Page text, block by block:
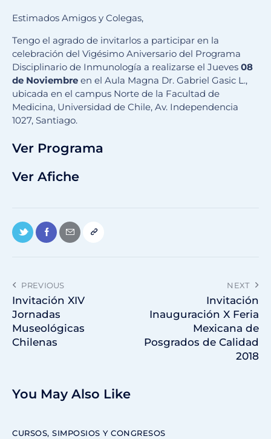
Estimados Amigos y Colegas,
Tengo el agrado de invitarlos a participar en la
celebración del Vigésimo Aniversario del Programa
Disciplinario de Inmunología a realizarse el Jueves 08
de Noviembre en el Aula Magna Dr. Gabriel Gasic L.,
ubicada en el campus Norte de la Facultad de
Medicina, Universidad de Chile, Av. Independencia
1027, Santiago.
Ver Programa
Ver Afiche
PREVIOUS
Invitación XIV
Jornadas
Museológicas
Chilenas
NEXT
Invitación
Inauguración X Feria
Mexicana de
Posgrados de Calidad
2018
You May Also Like
CURSOS, SIMPOSIOS Y CONGRESOS